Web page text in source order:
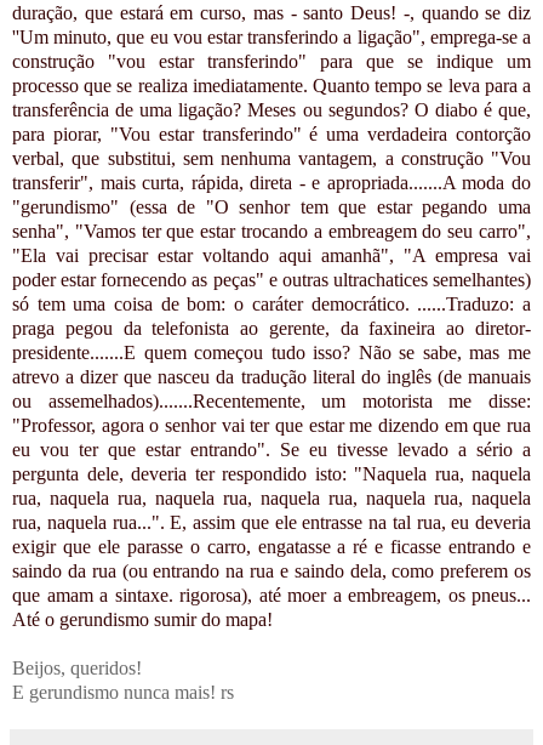
duração, que estará em curso, mas - santo Deus! -, quando se diz
''Um minuto, que eu vou estar transferindo a ligação", emprega-se a
construção "vou estar transferindo" para que se indique um
processo que se realiza imediatamente. Quanto tempo se leva para a
transferência de uma ligação? Meses ou segundos? O diabo é que,
para piorar, "Vou estar transferindo" é uma verdadeira contorção
verbal, que substitui, sem nenhuma vantagem, a construção "Vou
transferir", mais curta, rápida, direta - e apropriada.......A moda do
"gerundismo" (essa de "O senhor tem que estar pegando uma
senha", "Vamos ter que estar trocando a embreagem do seu carro",
"Ela vai precisar estar voltando aqui amanhã", "A empresa vai
poder estar fornecendo as peças" e outras ultrachatices semelhantes)
só tem uma coisa de bom: o caráter democrático. ......Traduzo: a
praga pegou da telefonista ao gerente, da faxineira ao diretor-
presidente.......E quem começou tudo isso? Não se sabe, mas me
atrevo a dizer que nasceu da tradução literal do inglês (de manuais
ou assemelhados).......Recentemente, um motorista me disse:
"Professor, agora o senhor vai ter que estar me dizendo em que rua
eu vou ter que estar entrando". Se eu tivesse levado a sério a
pergunta dele, deveria ter respondido isto: "Naquela rua, naquela
rua, naquela rua, naquela rua, naquela rua, naquela rua, naquela
rua, naquela rua...". E, assim que ele entrasse na tal rua, eu deveria
exigir que ele parasse o carro, engatasse a ré e ficasse entrando e
saindo da rua (ou entrando na rua e saindo dela, como preferem os
que amam a sintaxe. rigorosa), até moer a embreagem, os pneus...
Até o gerundismo sumir do mapa!
Beijos, queridos!
E gerundismo nunca mais! rs